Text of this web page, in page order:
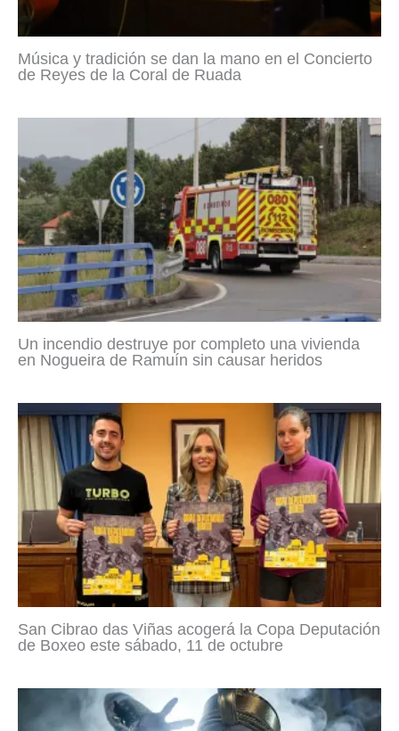
Música y tradición se dan la mano en el Concierto
de Reyes de la Coral de Ruada
Un incendio destruye por completo una vivienda
en Nogueira de Ramuín sin causar heridos
San Cibrao das Viñas acogerá la Copa Deputación
de Boxeo este sábado, 11 de octubre